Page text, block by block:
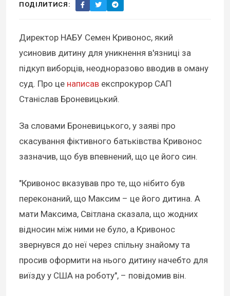
ПОДІЛИТИСЯ:
Директор НАБУ Семен Кривонос, який
усиновив дитину для уникнення в'язниці за
підкуп виборців, неодноразово вводив в оману
суд. Про це написав експрокурор САП
Станіслав Броневицький.
За словами Броневицького, у заяві про
скасування фіктивного батьківства Кривонос
зазначив, що був впевнений, що це його син.
"Кривонос вказував про те, що нібито був
переконаний, що Максим – це його дитина. А
мати Максима, Світлана сказала, що жодних
відносин між ними не було, а Кривонос
звернувся до неї через спільну знайому та
просив оформити на нього дитину начебто для
виїзду у США на роботу", – повідомив він.